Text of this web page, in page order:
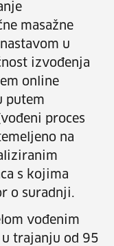
masažne
u
izvođenja
online
putem
proces
na
s kojima
o suradnji.
vođenim
u trajanju od 95